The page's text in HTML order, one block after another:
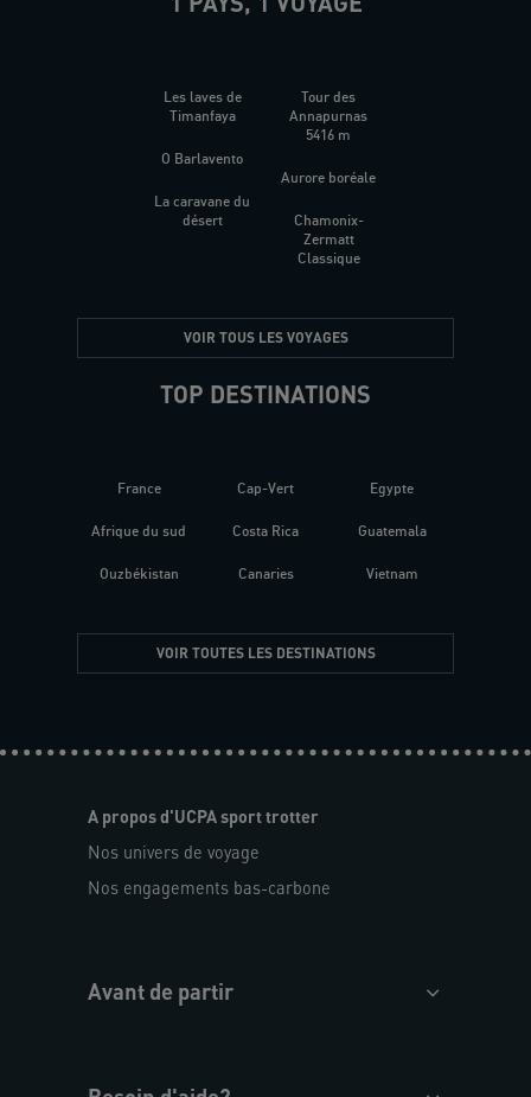
Les laves de
Timanfaya
O Barlavento
La caravane du
désert
Tour des
Annapurnas
5416 m
Aurore boréale
Chamonix-
Zermatt
Classique
VOIR TOUS LES VOYAGES
TOP DESTINATIONS
France
Afrique du sud
Ouzbékistan
Cap-Vert
Costa Rica
Canaries
Egypte
Guatemala
Vietnam
VOIR TOUTES LES DESTINATIONS
A propos d'UCPA sport trotter
Nos univers de voyage
Nos engagements bas-carbone
Avant de partir